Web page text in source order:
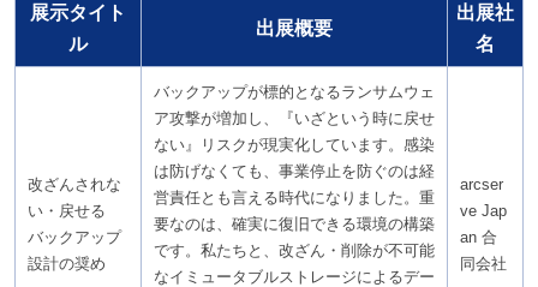
展示タイト
ル
出展概要
出展社
名
改ざんされな
い・戻せる
バックアップ
設計の奨め
バックアップが標的となるランサムウェ
ア攻撃が増加し、『いざという時に戻せ
ない』リスクが現実化しています。感染
は防げなくても、事業停止を防ぐのは経
営責任とも言える時代になりました。重
要なのは、確実に復旧できる環境の構築
です。私たちと、改ざん・削除が不可能
なイミュータブルストレージによるデー
arcser
ve Jap
an 合
同会社